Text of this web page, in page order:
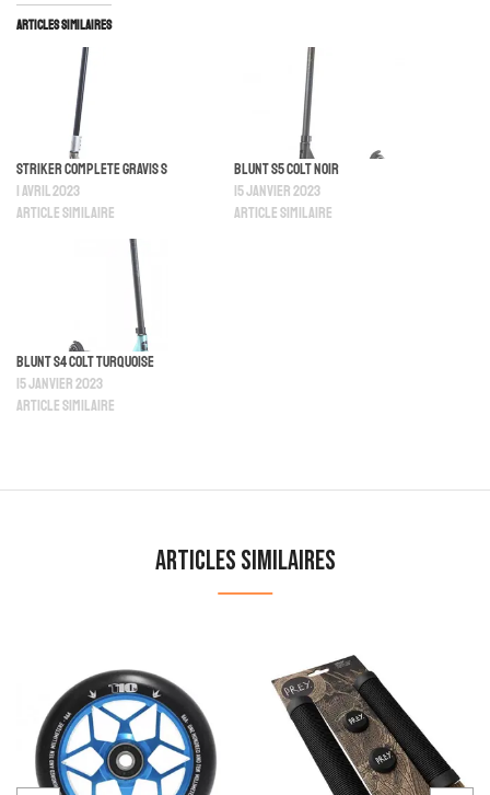
Articles similaires
Striker Complete Gravis S
1 avril 2023
Article similaire
Blunt S5 Colt Noir
15 janvier 2023
Article similaire
Blunt S4 Colt Turquoise
15 janvier 2023
Article similaire
Articles similaires